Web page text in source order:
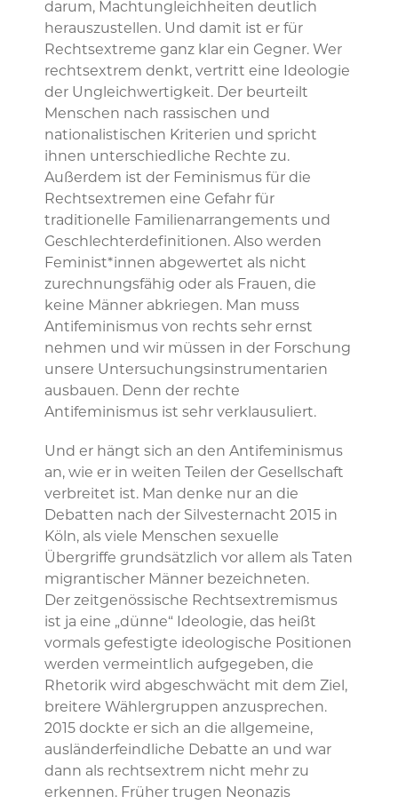
darum, Machtungleichheiten deutlich
herauszustellen. Und damit ist er für
Rechtsextreme ganz klar ein Gegner. Wer
rechtsextrem denkt, vertritt eine Ideologie
der Ungleichwertigkeit. Der beurteilt
Menschen nach rassischen und
nationalistischen Kriterien und spricht
ihnen unterschiedliche Rechte zu.
Außerdem ist der Feminismus für die
Rechtsextremen eine Gefahr für
traditionelle Familienarrangements und
Geschlechterdefinitionen. Also werden
Feminist*innen abgewertet als nicht
zurechnungsfähig oder als Frauen, die
keine Männer abkriegen. Man muss
Antifeminismus von rechts sehr ernst
nehmen und wir müssen in der Forschung
unsere Untersuchungsinstrumentarien
ausbauen. Denn der rechte
Antifeminismus ist sehr verklausuliert.
Und er hängt sich an den Antifeminismus
an, wie er in weiten Teilen der Gesellschaft
verbreitet ist. Man denke nur an die
Debatten nach der Silvesternacht 2015 in
Köln, als viele Menschen sexuelle
Übergriffe grundsätzlich vor allem als Taten
migrantischer Männer bezeichneten.
Der zeitgenössische Rechtsextremismus
ist ja eine „dünne“ Ideologie, das heißt
vormals gefestigte ideologische Positionen
werden vermeintlich aufgegeben, die
Rhetorik wird abgeschwächt mit dem Ziel,
breitere Wählergruppen anzusprechen.
2015 dockte er sich an die allgemeine,
ausländerfeindliche Debatte an und war
dann als rechtsextrem nicht mehr zu
erkennen. Früher trugen Neonazis